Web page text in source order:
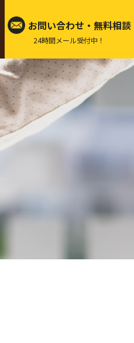
お問い合わせ・無料相談
24時間メール受付中！